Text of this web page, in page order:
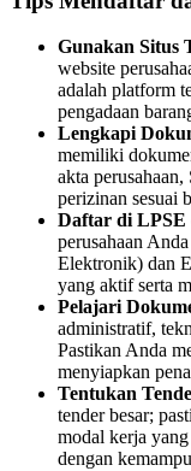
Gunakan Situs
website
adalah platform
pengadaan
Lengkapi
memiliki
akta
perizinan sesuai
Daftar di LPSE
perusahaan
Elektronik) dan
yang aktif serta
Pelajari
administratif,
Pastikan Anda
menyiapkan
Tentukan
tender besar;
modal kerja
dengan